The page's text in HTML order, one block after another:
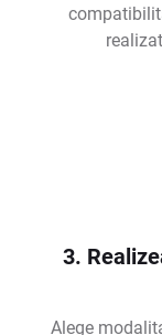
3.
Alege